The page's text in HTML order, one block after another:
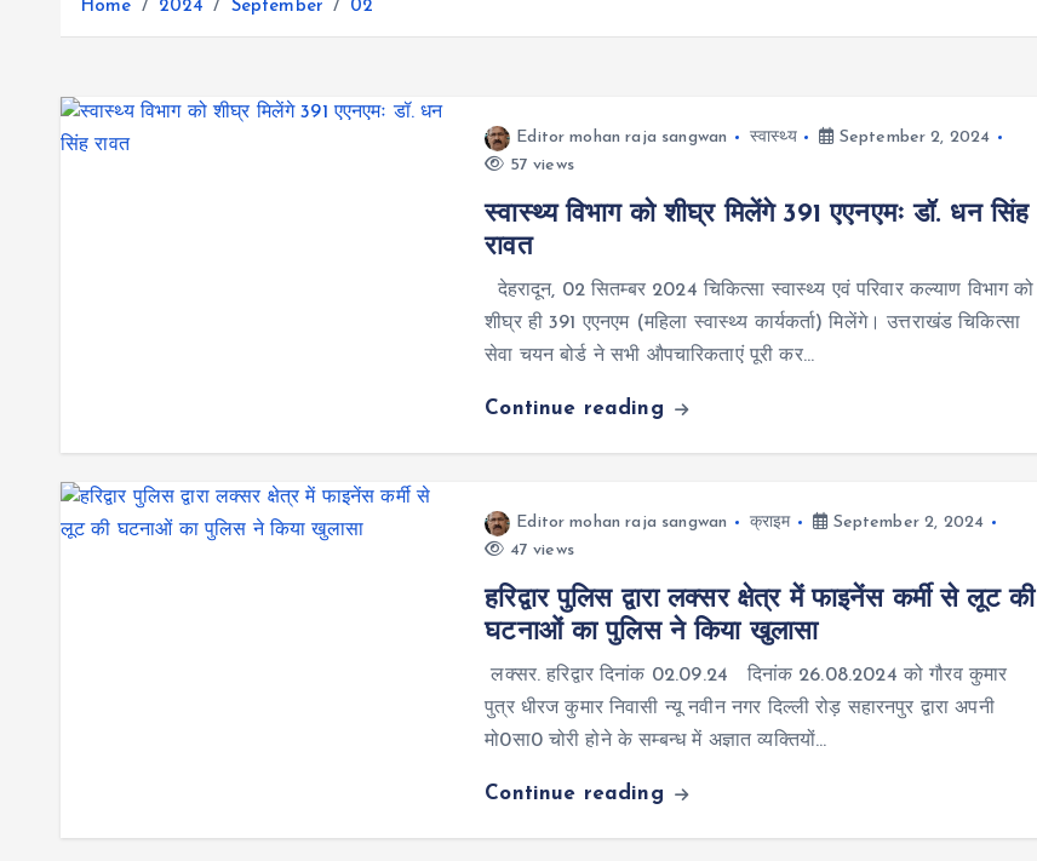
Home 2024 September 02
Editor mohan raja sangwan स्वास्थ्य
September 2, 2024
57 views
स्वास्थ्य विभाग को शीघ्र मिलेंगे 391 एएनएमः डॉ. धन सिंह
रावत
देहरादून, 02 सितम्बर 2024 चिकित्सा स्वास्थ्य एवं परिवार कल्याण विभाग को
शीघ्र ही 391 एएनएम (महिला स्वास्थ्य कार्यकर्ता) मिलेंगे। उत्तराखंड चिकित्सा
सेवा चयन बोर्ड ने सभी औपचारिकताएं पूरी कर…
Continue reading
Editor mohan raja sangwan क्राइम
September 2, 2024
47 views
हरिद्वार पुलिस द्वारा लक्सर क्षेत्र में फाइनेंस कर्मी से लूट की
घटनाओं का पुलिस ने किया खुलासा
लक्सर. हरिद्वार दिनांक 02.09.24 दिनांक 26.08.2024 को गौरव कुमार
पुत्र धीरज कुमार निवासी न्यू नवीन नगर दिल्ली रोड़ सहारनपुर द्वारा अपनी
मो0सा0 चोरी होने के सम्बन्ध में अज्ञात व्यक्तियों…
Continue reading